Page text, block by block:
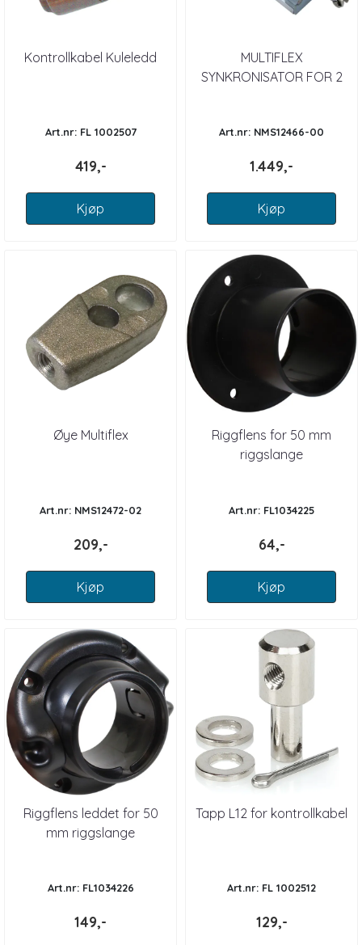
Kontrollkabel Kuleledd
Art.nr: FL 1002507
419,-
Kjøp
MULTIFLEX
SYNKRONISATOR FOR 2
Art.nr: NMS12466-00
1.449,-
Kjøp
Øye Multiflex
Art.nr: NMS12472-02
209,-
Kjøp
Riggflens for 50 mm
riggslange
Art.nr: FL1034225
64,-
Kjøp
Riggflens leddet for 50
mm riggslange
Art.nr: FL1034226
149,-
Tapp L12 for kontrollkabel
Art.nr: FL 1002512
129,-